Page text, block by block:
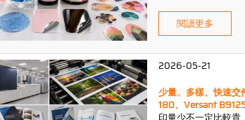
用上能發揮最大價值。
閱讀更多
2026-05-21
少量、多樣、快速
180、Versant